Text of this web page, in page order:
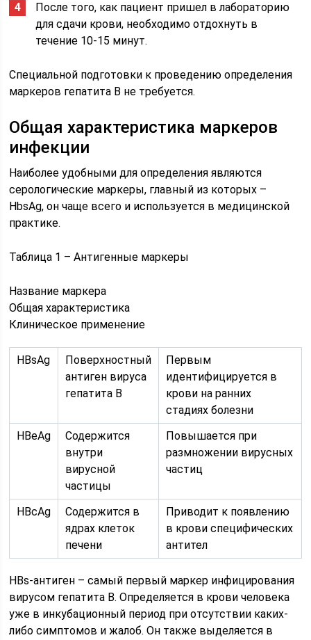
После того, как пациент пришел в лабораторию
для сдачи крови, необходимо отдохнуть в
течение 10-15 минут.
Специальной подготовки к проведению определения
маркеров гепатита В не требуется.
Общая характеристика маркеров
инфекции
Наиболее удобными для определения являются
серологические маркеры, главный из которых –
HbsAg, он чаще всего и используется в медицинской
практике.
Таблица 1 – Антигенные маркеры
Название маркера
Общая характеристика
Клиническое применение
HBsAg
Поверхностный
антиген вируса
гепатита В
Первым
идентифицируется в
крови на ранних
стадиях болезни
HBeAg
Содержится
внутри
вирусной
частицы
Повышается при
размножении вирусных
частиц
HBcAg
Содержится в
ядрах клеток
печени
Приводит к появлению
в крови специфических
антител
HBs-антиген – самый первый маркер инфицирования
вирусом гепатита В. Определяется в крови человека
уже в инкубационный период при отсутствии каких-
либо симптомов и жалоб. Он также выделяется в